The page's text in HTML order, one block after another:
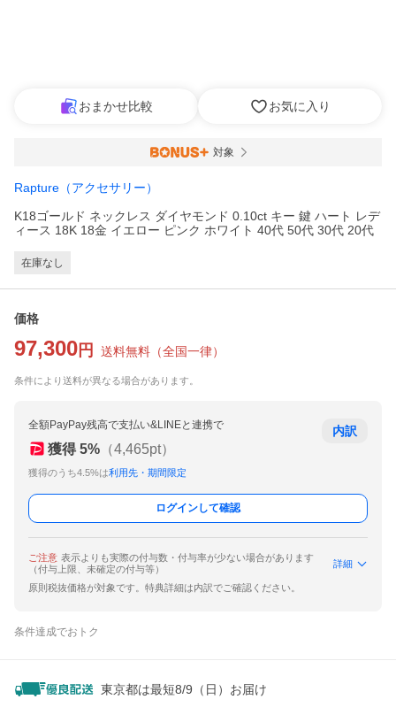
おまかせ比較 お気に入り
対象
Rapture（アクセサリー）
K18ゴールド ネックレス ダイヤモンド 0.10ct キー 鍵 ハート レデ
ィース 18K 18金 イエロー ピンク ホワイト 40代 50代 30代 20代
在庫なし
価格
97,300 円 送料無料 （全国一律）
条件により送料が異なる場合があります。
全額PayPay残高で支払い&LINEと連携で
獲得 5% （4,465pt）
獲得のうち4.5%は利用先・期間限定
内訳
ログインして確認
ご注意 表示よりも実際の付与数・付与率が少ない場合があります
（付与上限、未確定の付与等）
詳細
原則税抜価格が対象です。特典詳細は内訳でご確認ください。
条件達成でおトク
東京都は最短8/9（日）お届け